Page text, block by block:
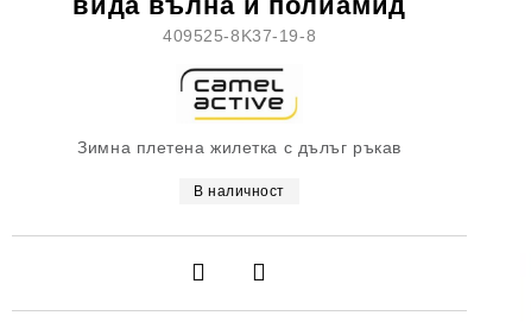
409525-8K37-19-8
Зимна плетена жилетка с дълъг ръкав
В наличност